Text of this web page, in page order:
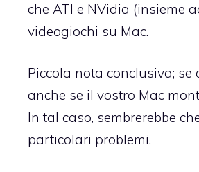
che ATI e NVidia (insieme
videogiochi su Mac.
Piccola nota conclusiva;
anche se il vostro Mac
In tal caso, sembrerebbe
particolari problemi.